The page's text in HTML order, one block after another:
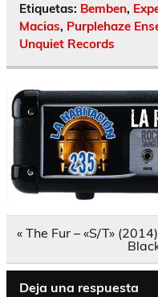
Etiquetas: Bemben,
Macias, Purplehaze
Unquiet Records
Navegación
« The Fur – «S/T» (2014)
Deja una respuesta